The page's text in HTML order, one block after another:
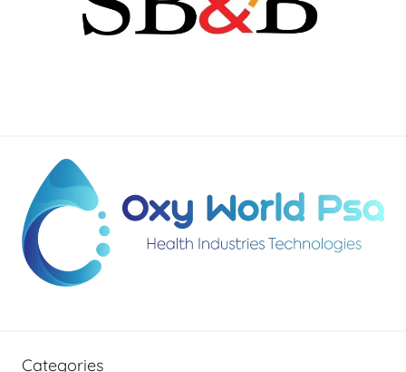
Categories